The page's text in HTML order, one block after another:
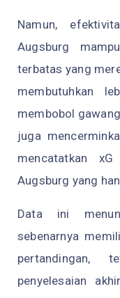
Namun,
Augsburg
terbatas yang
membutuhkan
membobol
juga
mencatatkan
Augsburg yang
Data ini
sebenarnya
pertandingan,
penyelesaian